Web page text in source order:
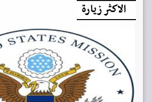
الاكثر زيارة